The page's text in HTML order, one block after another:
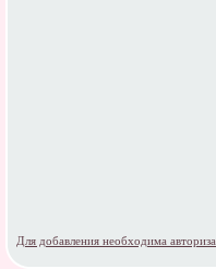
Для добавления необходима